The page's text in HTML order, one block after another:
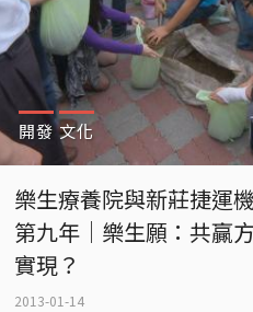
體城市的公共安全問題。
的命運，同時延伸至文化
開發 文化
樂生療養院與新莊捷運
第九年｜樂生願：共贏
實現？
2013-01-14